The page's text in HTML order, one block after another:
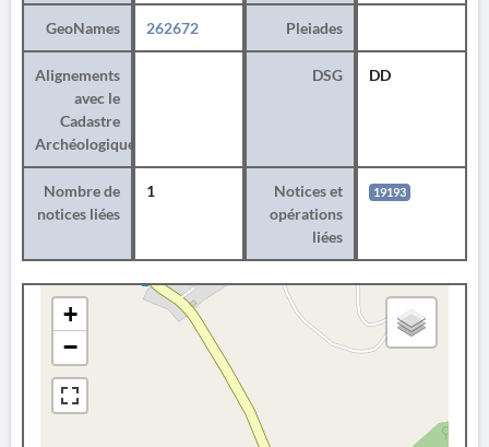
GeoNames 262672 Pleiades
Alignements
avec le
Cadastre
Archéologique
DSG DD
Nombre de
notices liées
1
Notices et
opérations
liées
19193
+
−